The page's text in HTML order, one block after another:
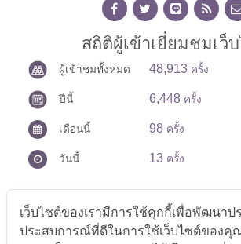
สถิติผู้เข้าเยี่ยมชมเว็
ผู้เข้าชมทั้งหมด 48,913 ครั้ง
ปีนี้ 6,448 ครั้ง
เดือนนี้ 98 ครั้ง
วันนี้ 13 ครั้ง
เว็บไซต์ของเรามีการใช้คุกกี้เพื่อพัฒนา
ประสบการณ์ที่ดีในการใช้เว็บไซต์ของคุ